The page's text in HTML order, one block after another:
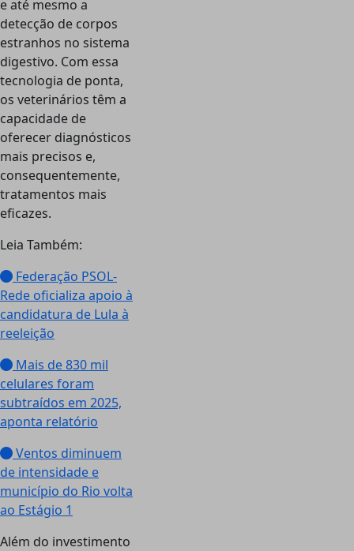
e até mesmo a
detecção de corpos
estranhos no sistema
digestivo. Com essa
tecnologia de ponta,
os veterinários têm a
capacidade de
oferecer diagnósticos
mais precisos e,
consequentemente,
tratamentos mais
eficazes.
Leia Também:
Federação PSOL-
Rede oficializa apoio à
candidatura de Lula à
reeleição
Mais de 830 mil
celulares foram
subtraídos em 2025,
aponta relatório
Ventos diminuem
de intensidade e
município do Rio volta
ao Estágio 1
Além do investimento